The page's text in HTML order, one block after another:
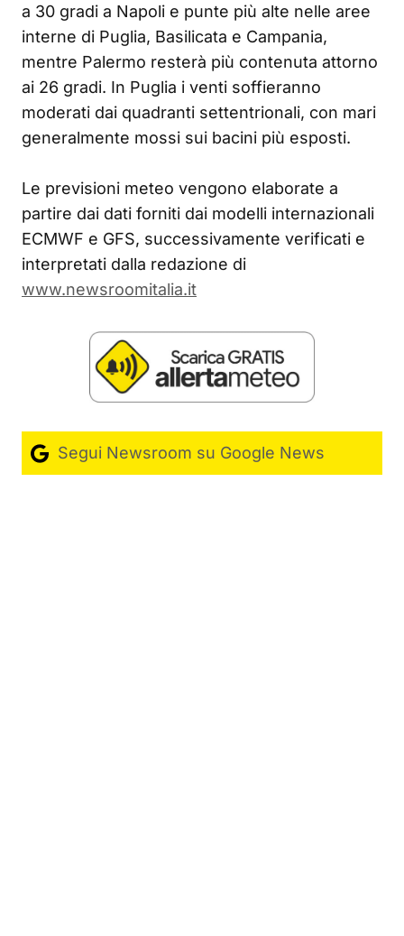
a 30 gradi a Napoli e punte più alte nelle aree
interne di Puglia, Basilicata e Campania,
mentre Palermo resterà più contenuta attorno
ai 26 gradi. In Puglia i venti soffieranno
moderati dai quadranti settentrionali, con mari
generalmente mossi sui bacini più esposti.
Le previsioni meteo vengono elaborate a
partire dai dati forniti dai modelli internazionali
ECMWF e GFS, successivamente verificati e
interpretati dalla redazione di
www.newsroomitalia.it
Segui Newsroom su Google News